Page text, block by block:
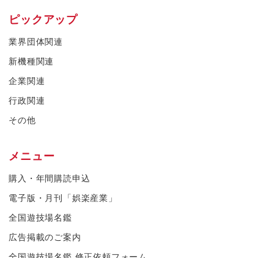
ピックアップ
業界団体関連
新機種関連
企業関連
行政関連
その他
メニュー
購入・年間購読申込
電子版・月刊「娯楽産業」
全国遊技場名鑑
広告掲載のご案内